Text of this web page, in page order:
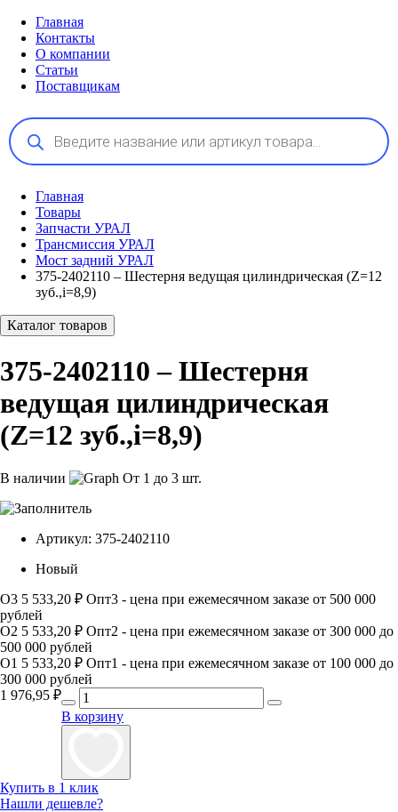
Главная
Контакты
О компании
Статьи
Поставщикам
Поиск
товаров
Главная
Товары
Запчасти УРАЛ
Трансмиссия УРАЛ
Мост задний УРАЛ
375-2402110 – Шестерня ведущая цилиндрическая (Z=12
зуб.,i=8,9)
Каталог товаров
375-2402110 – Шестерня
ведущая цилиндрическая
(Z=12 зуб.,i=8,9)
В наличии От 1 до 3 шт.
Артикул: 375-2402110
Новый
О3 5 533,20 ₽ Опт3 - цена при ежемесячном заказе от 500 000
рублей
О2 5 533,20 ₽ Опт2 - цена при ежемесячном заказе от 300 000 до
500 000 рублей
О1 5 533,20 ₽ Опт1 - цена при ежемесячном заказе от 100 000 до
300 000 рублей
1 976,95 ₽
В корзину
Купить в 1 клик
Нашли дешевле?